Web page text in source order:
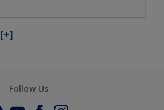
[+]
Follow Us